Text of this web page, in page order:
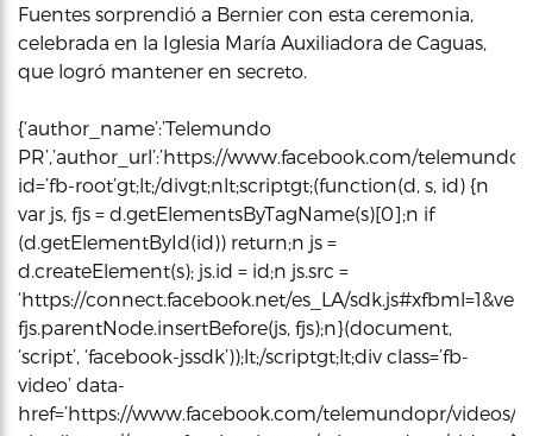
Fuentes sorprendió a Bernier con esta ceremonia,
celebrada en la Iglesia María Auxiliadora de Caguas,
que logró mantener en secreto.
{‘author_name’:’Telemundo
PR’,’author_url’:’https://www.facebook.com/
id=’fb-root’gt;lt;/divgt;nlt;scriptgt;(function(d, s, id) {n
var js, fjs = d.getElementsByTagName(s)[0];n if
(d.getElementById(id)) return;n js =
d.createElement(s); js.id = id;n js.src =
‘https://connect.facebook.net/es_LA/
fjs.parentNode.insertBefore(js, fjs);n}(document,
‘script’, ‘facebook-jssdk’));lt;/scriptgt;lt;div class=’fb-
video’ data-
href=’https://www.facebook.com/telemundopr/videos/